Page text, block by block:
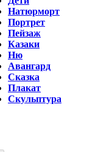
Натюрморт
Портрет
Пейзаж
Казаки
Ню
Авангард
Сказка
Плакат
Скульптура